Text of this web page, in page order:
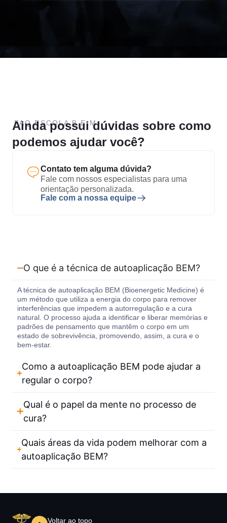
FAQ ESCOLA B.E.M.
Ainda possui dúvidas sobre como
podemos ajudar você?
Contato tem alguma dúvida?
Fale com nossos especialistas para uma
orientação personalizada.
Fale com a nossa equipe
O que é a técnica de autoaplicação BEM?
A técnica de autoaplicação BEM (Bioenergetic Medicine) é
um método que utiliza a energia do corpo para remover
interferências que impedem a autorregulação e a cura
natural. O processo ajuda a identificar e liberar memórias e
padrões de pensamento que mantêm o corpo em um
estado de sobrevivência, promovendo, assim, a cura e o
bem-estar​​.
Como a autoaplicação BEM pode ajudar a
regular o corpo?
Qual é o papel da mente no processo de
cura?
Quais áreas da vida podem melhorar com a
autoaplicação BEM?
Voltar ao topo